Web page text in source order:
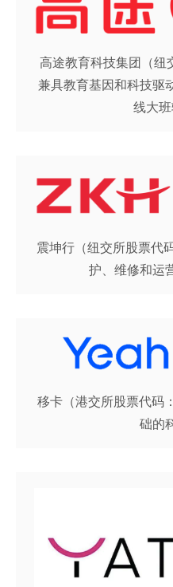
高途教育科技集团（纽
兼具教育基因和科技驱
线大
震坤行（纽交所股票代
护、维修和运
移卡（港交所股票代码
础的